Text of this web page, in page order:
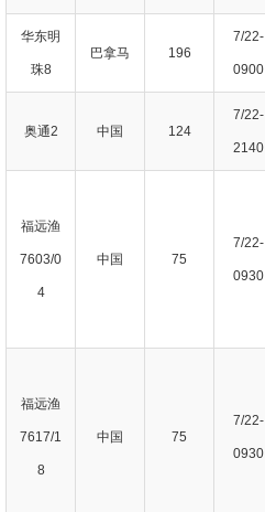
华东明
珠8
巴拿马 196
7/22-
0900
奥通2 中国 124
7/22-
2140
福远渔
7603/0
4
中国 75
7/22-
0930
福远渔
7617/1
8
中国 75
7/22-
0930